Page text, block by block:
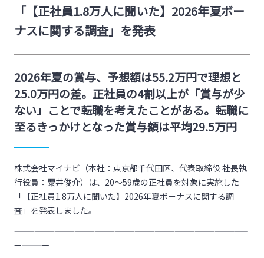
「【正社員1.8万人に聞いた】2026年夏ボー
ナスに関する調査」を発表
2026年夏の賞与、予想額は55.2万円で理想と
25.0万円の差。正社員の4割以上が「賞与が少
ない」ことで転職を考えたことがある。転職に
至るきっかけとなった賞与額は平均29.5万円
株式会社マイナビ（本社：東京都千代田区、代表取締役 社長執
行役員：粟井俊介）は、20～59歳の正社員を対象に実施した
「【正社員1.8万人に聞いた】2026年夏ボーナスに関する調
査」を発表しました。
———————————————————————————————————
—————